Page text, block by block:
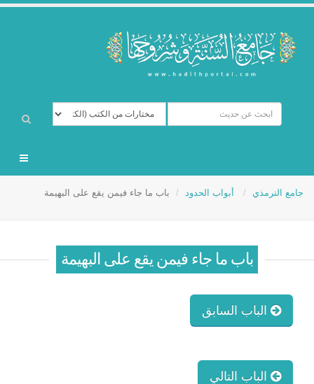
جامع الترمذي أبواب الحدود باب ما جاء فيمن يقع على البهيمة
باب ما جاء فيمن يقع على البهيمة
الباب السابق
الباب التالي